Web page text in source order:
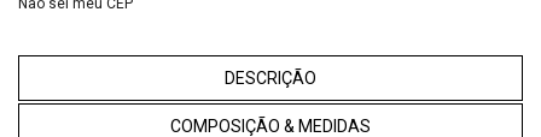
Não sei meu CEP
DESCRIÇÃO
COMPOSIÇÃO & MEDIDAS